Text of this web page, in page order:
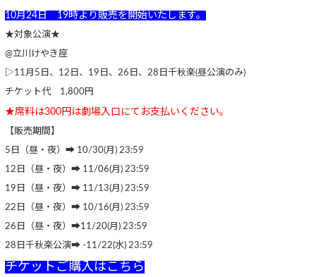
10月24日 19時より販売を開始いたします。
★対象公演★
@立川けやき座
▷11月5日、12日、19日、26日、28日千秋楽(昼公演のみ)
チケット代 1,800円
★席料は300円は劇場入口にてお支払いください。
【販売期間】
5日（昼・夜）➡ 10/30(月) 23:59
12日（昼・夜）➡ 11/06(月) 23:59
19日（昼・夜）➡ 11/13(月) 23:59
22日（昼・夜）➡ 10/16(月) 23:59
26日（昼・夜）➡11/20(月) 23:59
28日千秋楽公演➡ -11/22(水) 23:59
チケットご購入はこちら